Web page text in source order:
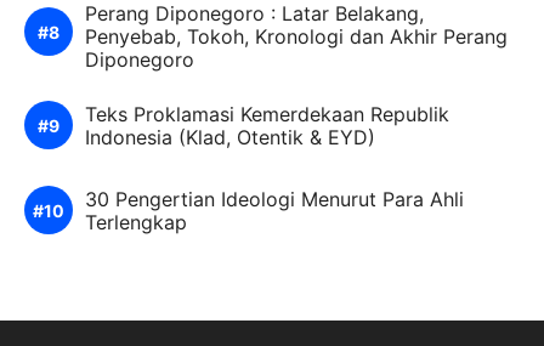
Perang Diponegoro : Latar Belakang,
Penyebab, Tokoh, Kronologi dan Akhir Perang
Diponegoro
Teks Proklamasi Kemerdekaan Republik
Indonesia (Klad, Otentik & EYD)
30 Pengertian Ideologi Menurut Para Ahli
Terlengkap